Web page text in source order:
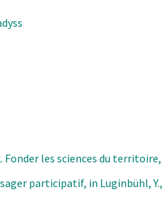
Fonder les sciences du
participatif, in Luginbühl, Y.,